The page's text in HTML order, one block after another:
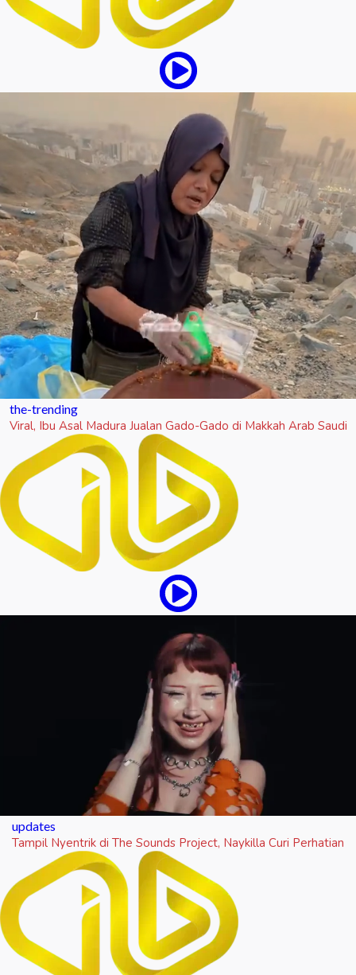
the-trending
Viral, Ibu Asal Madura Jualan Gado-Gado di Makkah Arab Saudi
updates
Tampil Nyentrik di The Sounds Project, Naykilla Curi Perhatian